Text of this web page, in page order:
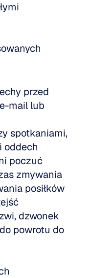
przed
mail lub
spotkaniami,
oddech
poczuć
zmywania
posiłków
dzwonek
powrotu do